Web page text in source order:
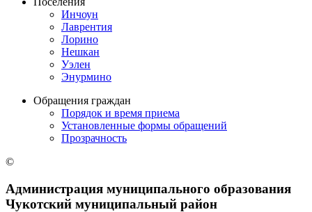
Инчоун
Лаврентия
Лорино
Нешкан
Уэлен
Энурмино
Обращения граждан
Порядок и время приема
Установленные формы обращений
Прозрачность
©
Администрация муниципального образования
Чукотский муниципальный район